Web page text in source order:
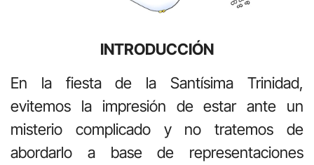
INTRODUCCIÓN
En la fiesta de la Santísima Trinidad,
evitemos la impresión de estar ante un
misterio complicado y no tratemos de
abordarlo a base de representaciones